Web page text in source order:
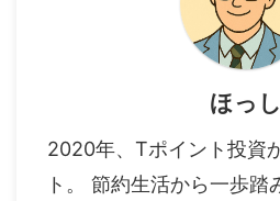
ほっし
2020年、Tポイント投資
ト。 節約生活から一歩踏